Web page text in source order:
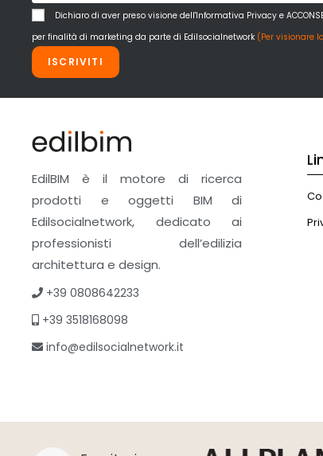
Dichiaro di aver preso visione dell'Informativa Privacy e
per finalità di marketing da parte di Edilsocialnetwork (Per visionare
ISCRIVITI
EdilBIM è il motore di ricerca
prodotti e oggetti BIM di
Edilsocialnetwork, dedicato ai
professionisti dell’edilizia
architettura e design.
+39 0808642233
+39 3518168098
info@edilsocialnetwork.it